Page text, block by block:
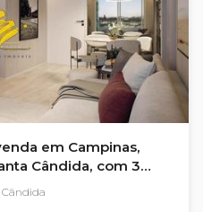
em Campinas,
Cândida, com 3